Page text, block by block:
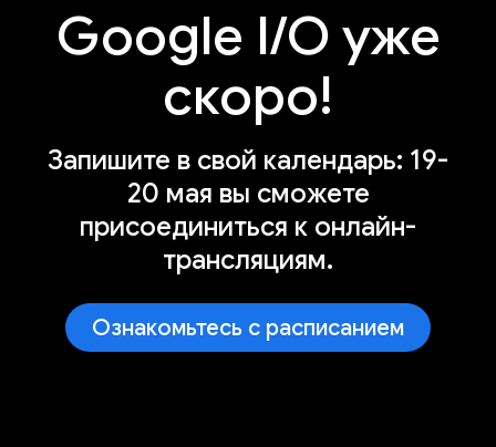
Google I/O уже
скоро!
Запишите в свой календарь: 19-
20 мая вы сможете
присоединиться к онлайн-
трансляциям.
Ознакомьтесь с расписанием